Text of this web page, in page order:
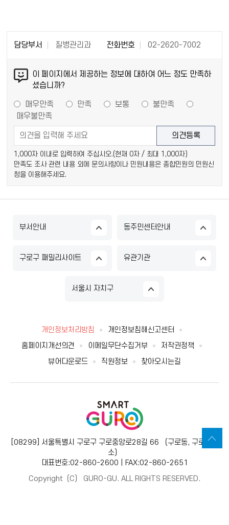
담당부서 질병관리과 전화번호 02-2620-7002
이 페이지에서 제공하는 정보에 대하여 어느 정도 만족하
셨습니까?
매우만족 만족 보통
불만족
매우불만족
1,000자 이내로 입력하여 주십시오.(현재 0자 / 최대 1,000자)
만족도 조사 관련 내용 외에 문의사항이나 민원내용은 종합민원의 민원신
청을 이용해주세요.
부서안내 동주민센터안내
구로구 패밀리사이트 유관기관
서울시 자치구
개인정보처리방침
개인정보침해신고센터
홈페이지개선의견
이메일무단수집거부
저작권정책
뷰어다운로드
직원정보 찾아오시는길
[08299] 서울특별시 구로구 구로중앙로28길 66 （구로동, 구로보건
소）
대표번호:02-860-2600 | FAX:02-860-2651
Copyright（C） GURO-GU. ALL RIGHTS RESERVED.